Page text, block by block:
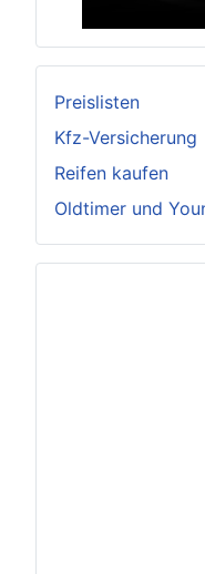
Preislisten
Kfz-Versicherung
Reifen kaufen
Oldtimer und